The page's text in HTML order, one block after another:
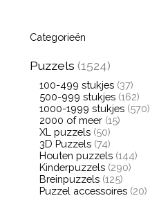
Categorieën
Puzzels (1524)
100-499 stukjes (37)
500-999 stukjes (162)
1000-1999 stukjes (570)
2000 of meer (15)
XL puzzels (50)
3D Puzzels (74)
Houten puzzels (144)
Kinderpuzzels (290)
Breinpuzzels (125)
Puzzel accessoires (20)